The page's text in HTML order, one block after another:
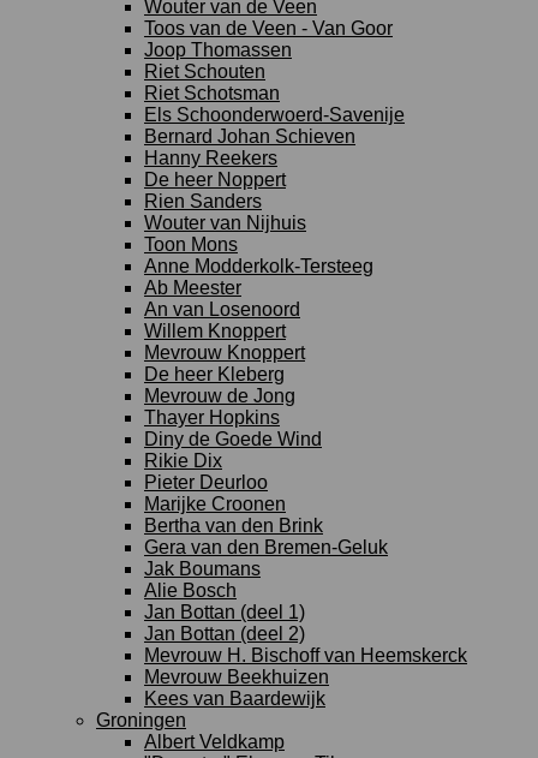
Wouter van de Veen
Toos van de Veen - Van Goor
Joop Thomassen
Riet Schouten
Riet Schotsman
Els Schoonderwoerd-Savenije
Bernard Johan Schieven
Hanny Reekers
De heer Noppert
Rien Sanders
Wouter van Nijhuis
Toon Mons
Anne Modderkolk-Tersteeg
Ab Meester
An van Losenoord
Willem Knoppert
Mevrouw Knoppert
De heer Kleberg
Mevrouw de Jong
Thayer Hopkins
Diny de Goede Wind
Rikie Dix
Pieter Deurloo
Marijke Croonen
Bertha van den Brink
Gera van den Bremen-Geluk
Jak Boumans
Alie Bosch
Jan Bottan (deel 1)
Jan Bottan (deel 2)
Mevrouw H. Bischoff van Heemskerck
Mevrouw Beekhuizen
Kees van Baardewijk
Groningen
Albert Veldkamp